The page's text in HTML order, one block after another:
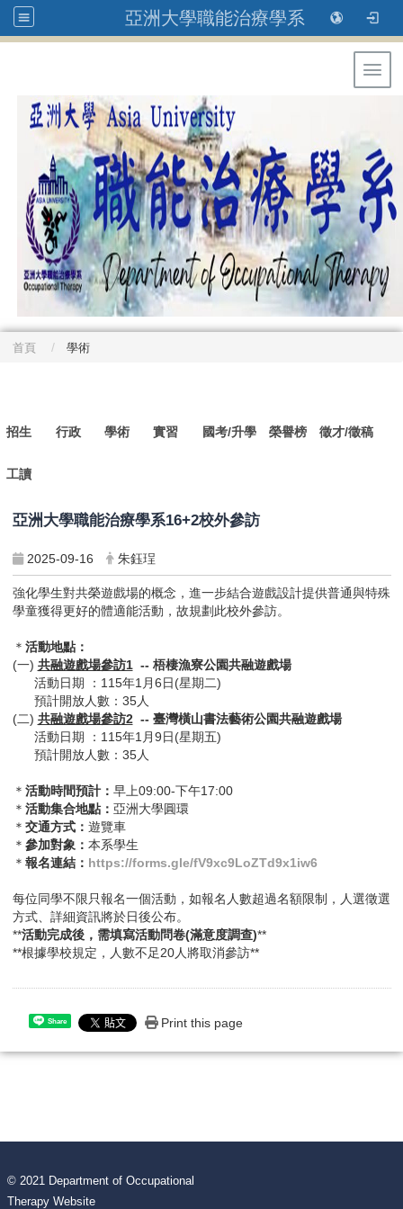
亞洲大學職能治療學系
首頁 學術
招生 行政 學術 實習 國考/升學 榮譽榜 徵才/徵稿
工讀
亞洲大學職能治療學系16+2校外參訪
2025-09-16 朱鈺珵
強化學生對共榮遊戲場的概念，進一步結合遊戲設計提供普通與特殊
學童獲得更好的體適能活動，故規劃此校外參訪。
＊ 活動地點：
(一) 共融遊戲場參訪1 -- 梧棲漁寮公園共融遊戲場
活動日期 ：115年1月6日(星期二)
預計開放人數：35人
(二) 共融遊戲場參訪2-- 臺灣橫山書法藝術公園共融遊戲場
活動日期 ：115年1月9日(星期五)
預計開放人數：35人
＊ 活動時間預計： 早上09:00-下午17:00
＊ 活動集合地點： 亞洲大學圓環
＊ 交通方式： 遊覽車
＊ 參加對象： 本系學生
＊ 報名連結： https://forms.gle/fV9xc9LoZTd9x1iw6
每位同學不限只報名一個活動，如報名人數超過名額限制，人選徵選
方式、詳細資訊將於日後公布。
**活動完成後，需填寫活動問卷(滿意度調查)**
**根據學校規定，人數不足20人將取消參訪**
Share Print this page
© 2021 Department of Occupational
Therapy Website